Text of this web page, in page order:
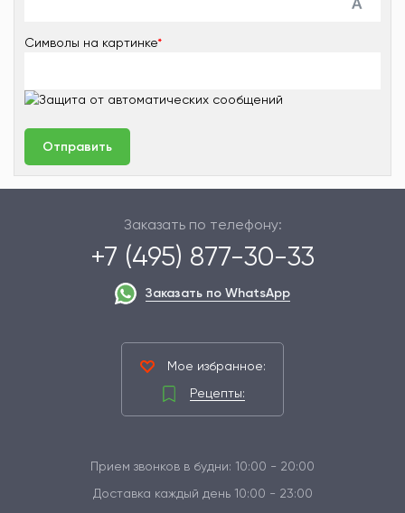
Символы на картинке*
Заказать по телефону:
+7 (495) 877-30-33
Заказать по WhatsApp
Мое избранное:
Рецепты:
Прием звонков в будни: 10:00 - 20:00
Доставка каждый день 10:00 - 23:00